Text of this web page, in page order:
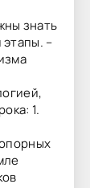
знать
–
1.